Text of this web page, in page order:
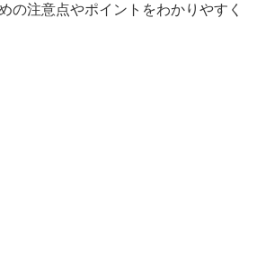
の注意点やポイントをわかりやすく